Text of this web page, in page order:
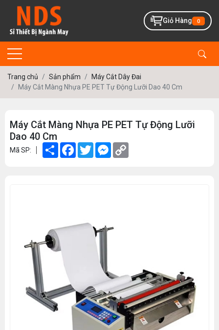
Giỏ Hàng 0
Trang chủ Sản phẩm
Máy Cắt Dây Đai
Máy Cắt Màng Nhựa PE PET Tự Động Lưỡi Dao 40 Cm
Máy Cắt Màng Nhựa PE PET Tự Động Lưỡi
Dao 40 Cm
Mã SP: Share Facebook
TwitterMessenger